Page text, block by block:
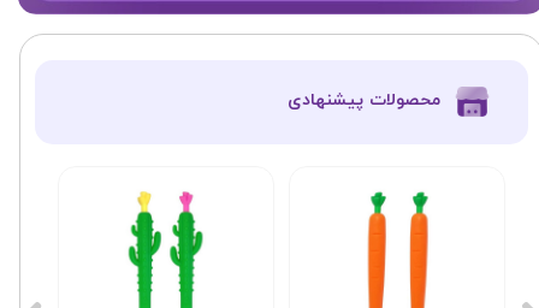
​محصولات پیشنهادی